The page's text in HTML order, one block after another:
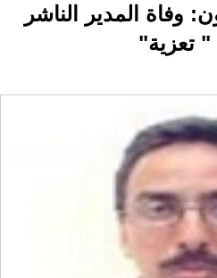
وفاة المدير الناشر
" تعزية"